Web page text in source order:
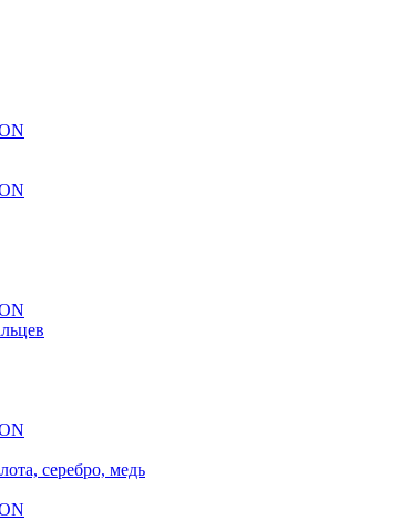
серебро, медь